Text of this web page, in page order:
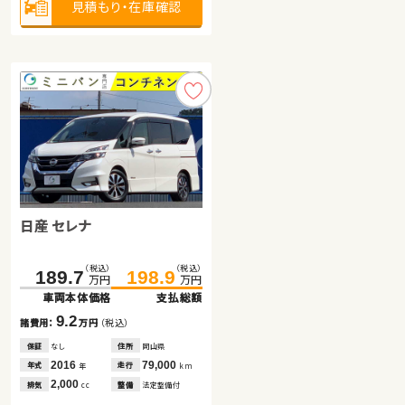
見積もり・在庫確認
日産 セレナ
189.7 （税込）
万円
車両本体価格
198.9 （税込）
万円
支払総額
諸費用： 9.2万円 （税込）
保証 なし 住所
岡山県
年式
2016年 走行 79,000 km
排気
2,000cc 整備 法定整備付
見積もり・在庫確認
スズキ アルト ＨＢ
67.6 万円
車両本体価格
支払総額
諸費用：8.0 万円 （税込）
保証 あり 住所 群馬県
見積もり・在庫確認
スズキ ジムニー
207.6 （税込）
万円
車両本体価格
209.8 （税込）
万円
支払総額
諸費用： 2.2万円 （税込）
保証 あり 住所
北海道
年式
2020年 走行 25,100 km
排気
660cc 整備 法定整備付